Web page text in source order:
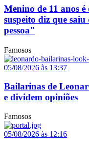
Menino de 11 anos é
suspeito diz que
pessoa"
Famosos
05/08/2026 às 13:37
Bailarinas de
e dividem opiniões
Famosos
05/08/2026 às 12:16